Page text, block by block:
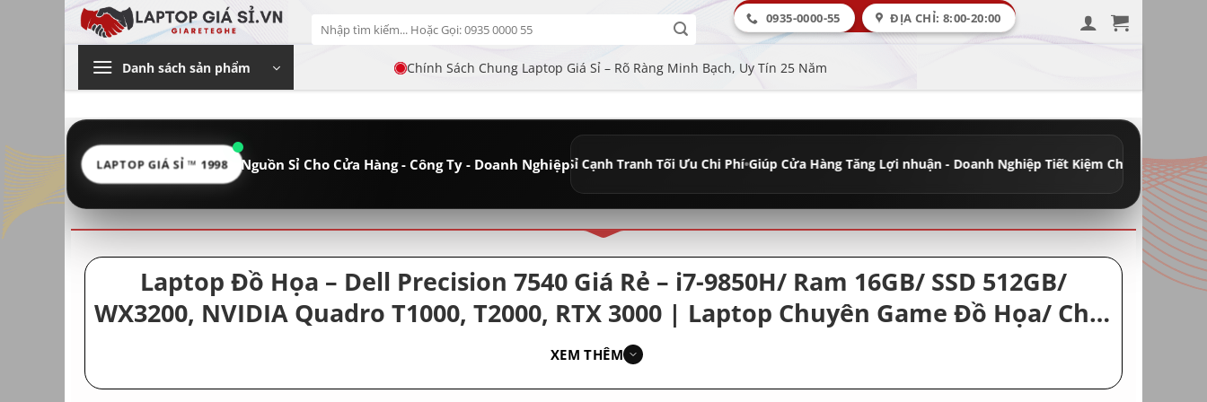
Bỏ
qua
dung
Tìm
kiếm:
0935-0000-55 ĐỊA CHỈ: 8:00-20:00
Danh sách sản phẩm Chính Sách Chung Laptop Giá Sỉ – Rõ Ràng Minh Bạch, Uy Tín 25 Năm
Điều hướng Phân loại
LAPTOP GIÁ SỈ ™ 1998 Nguồn Sỉ Cho Cửa Hàng - Công Ty - Doanh Nghiệp
MUA CÀNG NHIỀU - GIÁ CÀNG TỐT •Nguồn Hàng Ổn Định Lâu Dài•Giá Sỉ Cạnh Tranh Tối Ưu Chi Phí•Giúp Cửa Hàng Tăng Lợi nhuận - Doanh Nghiệp Tiết Kiệm Chi Phí• Đầy Đủ Máy Học Tập
Laptop Đồ Họa – Dell Precision 7540 Giá Rẻ – i7-9850H/ Ram 16GB/ SSD 512GB/
WX3200, NVIDIA Quadro T1000, T2000, RTX 3000 | Laptop Chuyên Game Đồ Họa/ Chơi
Game/ Làm Thiết Kế Đồ Họa
XEM THÊM